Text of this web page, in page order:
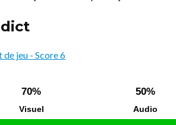
70%
Visuel
50%
Audio